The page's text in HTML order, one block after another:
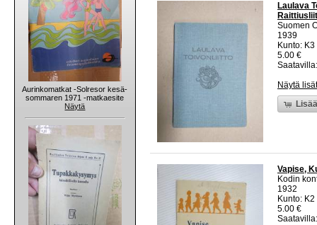
Aurinkomatkat -Solresor kesä-
sommaren 1971 -matkaesite
Näytä
Laulava
Suomen
1939
Kunto:
5.00 €
Näytä
Vapise,
Kodin
1932
Kunto:
5.00 €